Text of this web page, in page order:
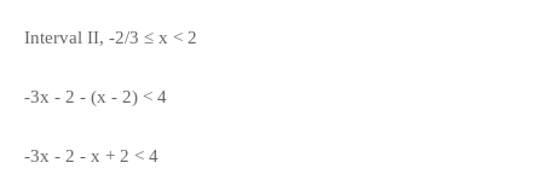
Interval II, -2/3 ≤ x < 2
-3x - 2 - (x - 2) < 4
-3x - 2 - x + 2 < 4